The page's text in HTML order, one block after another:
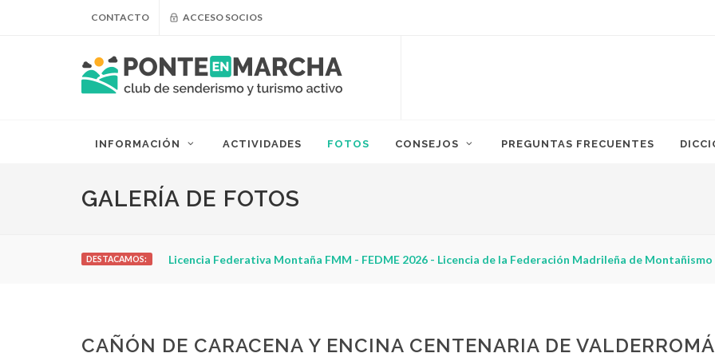
CONTACTO ACCESO SOCIOS
INFORMACIÓN ACTIVIDADES FOTOS CONSEJOS PREGUNTAS FRECUENTES
GALERÍA DE FOTOS
DESTACAMOS: Licencia Federativa Montaña FMM - FEDME 2026 - Licencia de la Federación Madrileña de Montañismo
CAÑÓN DE CARACENA Y ENCINA CENTENARIA DE